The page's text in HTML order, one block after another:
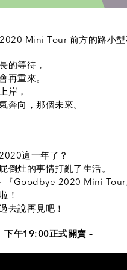
Mini Tour 前方的路小
的等待，
再重來。
岸，
奔向，那個未來。
這一年了？
倒灶的事情打亂了生活。
『Goodbye 2020 Mini Tour
！
去說再見吧！
下午19:00正式開賣 –